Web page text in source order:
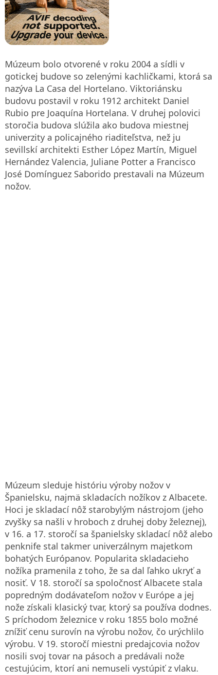
Múzeum bolo otvorené v roku 2004 a sídli v
gotickej budove so zelenými kachličkami, ktorá sa
nazýva La Casa del Hortelano. Viktoriánsku
budovu postavil v roku 1912 architekt Daniel
Rubio pre Joaquína Hortelana. V druhej polovici
storočia budova slúžila ako budova miestnej
univerzity a policajného riaditeľstva, než ju
sevillskí architekti Esther López Martín, Miguel
Hernández Valencia, Juliane Potter a Francisco
José Domínguez Saborido prestavali na Múzeum
nožov.
Múzeum sleduje históriu výroby nožov v
Španielsku, najmä skladacích nožíkov z Albacete.
Hoci je skladací nôž starobylým nástrojom (jeho
zvyšky sa našli v hroboch z druhej doby železnej),
v 16. a 17. storočí sa španielsky skladací nôž alebo
penknife stal takmer univerzálnym majetkom
bohatých Európanov. Popularita skladacieho
nožíka pramenila z toho, že sa dal ľahko ukryť a
nosiť. V 18. storočí sa spoločnosť Albacete stala
popredným dodávateľom nožov v Európe a jej
nože získali klasický tvar, ktorý sa používa dodnes.
S príchodom železnice v roku 1855 bolo možné
znížiť cenu surovín na výrobu nožov, čo urýchlilo
výrobu. V 19. storočí miestni predajcovia nožov
nosili svoj tovar na pásoch a predávali nože
cestujúcim, ktorí ani nemuseli vystúpiť z vlaku.